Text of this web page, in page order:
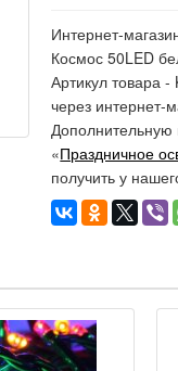
Интернет-
Космос 50LED
Артикул товара
через интернет-
«Праздничное
получить у